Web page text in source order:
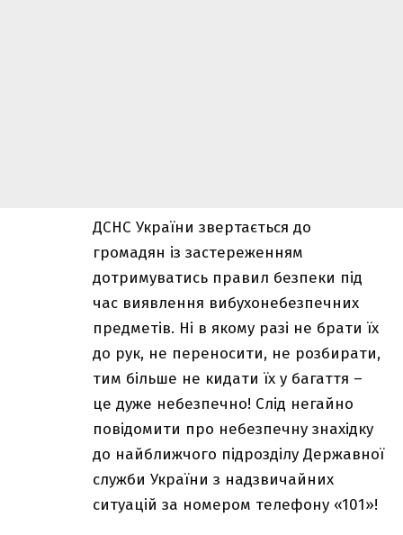
ДСНС України звертається до
громадян із застереженням
дотримуватись правил безпеки під
час виявлення вибухонебезпечних
предметів. Ні в якому разі не брати їх
до рук, не переносити, не розбирати,
тим більше не кидати їх у багаття –
це дуже небезпечно! Слід негайно
повідомити про небезпечну знахідку
до найближчого підрозділу Державної
служби України з надзвичайних
ситуацій за номером телефону «101»!